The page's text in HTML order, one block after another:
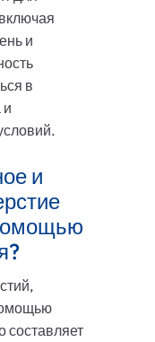
и
в
и
и
составляет